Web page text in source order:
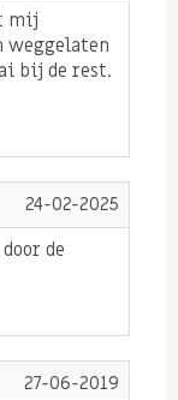
om ze
van de pitjes
De omega
door
quiche,
SOJA,
mij
weggelaten
bij de rest.
24-02-2025
de
27-06-2019